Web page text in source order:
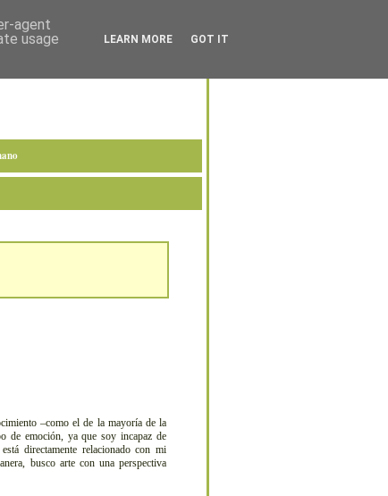
–como el de la mayoría de la
de emoción, ya que soy incapaz de
directamente relacionado con mi
busco arte con una perspectiva
agent
usage
LEARN MORE GOT IT